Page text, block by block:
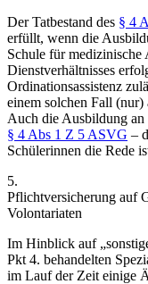
Der Tatbestand des § 4
erfüllt, wenn die
Schule für medizinische
Dienstverhältnisses
Ordinationsassistenz
einem solchen Fall (nur)
Auch die Ausbildung
§ 4 Abs 1 Z 5 ASVG –
Schülerinnen die Rede
5.
Pflichtversicherung auf
Volontariaten
Im Hinblick auf
Pkt 4. behandelten
im Lauf der Zeit einige